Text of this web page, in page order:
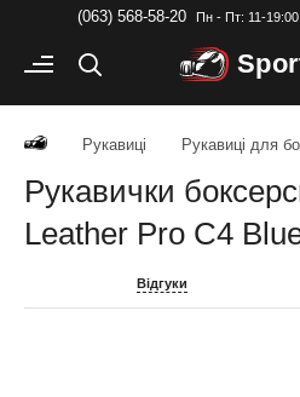
(063) 568-58-20 Пн - Пт: 11-
Рукавиці Рукавиці для
Рукавички
Leather Pro C4
Відгуки